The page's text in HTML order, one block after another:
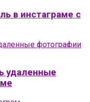
в инстаграме с
удаленные